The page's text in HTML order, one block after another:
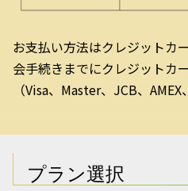
お支払い方法はクレジットカ
会手続きまでにクレジットカ
（Visa、Master、JCB、
プラン選択